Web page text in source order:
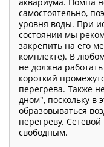
самостоятельно,
уровня воды. При
состоянии мы
закрепить на его
комплекте). В
не должна
короткий
перегрева. Также
дном", поскольку в
образовываться
перегреву.
свободным.